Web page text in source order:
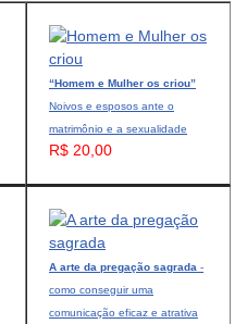
“Homem e Mulher os criou”
Noivos e esposos ante o
matrimônio e a sexualidade
R$ 20,00
A arte da pregação sagrada -
como conseguir uma
comunicação eficaz e atrativa